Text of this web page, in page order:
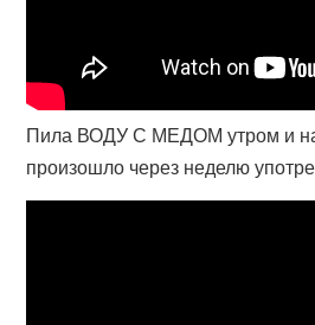
Пила ВОДУ С МЕДОМ утром и на
произошло через неделю